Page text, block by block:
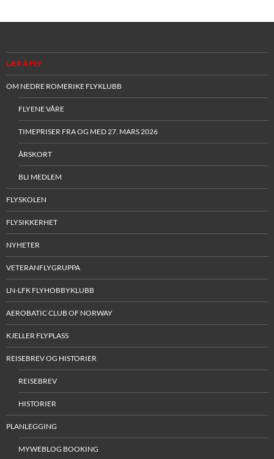
LÆR Å FLY
OM NEDRE ROMERIKE FLYKLUBB
FLYENE VÅRE
TIMEPRISER FRA OG MED 27. MARS 2026
ÅRSKORT
BLI MEDLEM
FLYSKOLEN
FLYSIKKERHET
NYHETER
VETERANFLYGRUPPA
LN-LFK FLYHOBBYKLUBB
AEROBATIC CLUB OF NORWAY
KJELLER FLYPLASS
REISEBREV OG HISTORIER
REISEBREV
HISTORIER
PLANLEGGING
MYWEBLOG BOOKING